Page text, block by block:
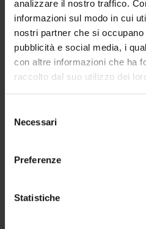
analizzare il nostro traffico.
informazioni sul modo in cui
nostri partner che si
pubblicità e social media, i
con altre informazioni che ha
raccolto dal suo utilizzo dei
delNecessari
Preferenze
Statistiche
Achille Lauro arriverà a
Coloro che volessero
Milano, potranno avvalersi
immerso nel verde e
per il tuo evento senza
Assicurati una